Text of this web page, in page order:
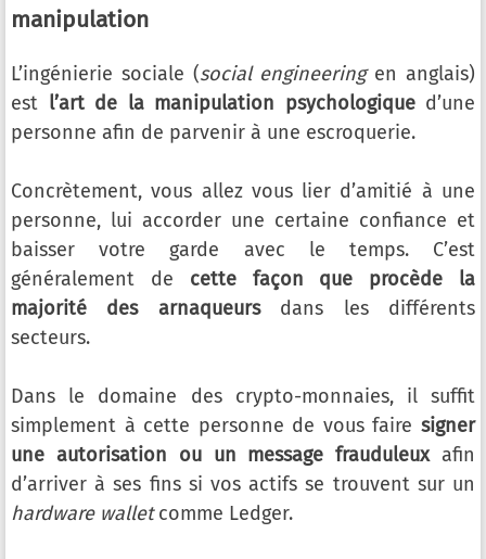
manipulation
L’ingénierie sociale (social engineeringen anglais)
est l’art de la manipulation psychologiqued’une
personne afin de parvenir à une escroquerie.
Concrètement, vous allez vous lier d’amitié à une
personne, lui accorder une certaine confiance et
baisser votre garde avec le temps. C’est
généralement de cette façon que procède la
majorité des arnaqueursdans les différents
secteurs.
Dans le domaine des crypto-monnaies, il suffit
simplement à cette personne de vous faire signer
une autorisation ou un message frauduleuxafin
d’arriver à ses fins si vos actifs se trouvent sur un
hardware walletcomme Ledger.